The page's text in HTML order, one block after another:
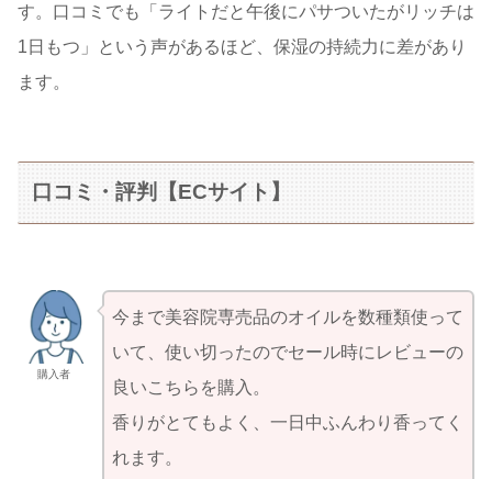
す。口コミでも「ライトだと午後にパサついたがリッチは
1日もつ」という声があるほど、保湿の持続力に差があり
ます。
口コミ・評判【ECサイト】
購入者
今まで美容院専売品のオイルを数種類使って
いて、使い切ったのでセール時にレビューの
良いこちらを購入。
香りがとてもよく、一日中ふんわり香ってく
れます。